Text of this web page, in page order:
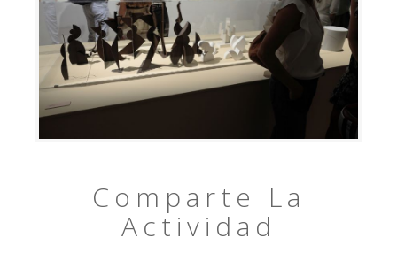
Comparte La
Actividad